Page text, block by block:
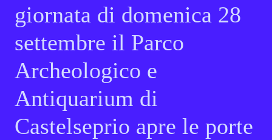
giornata di domenica 28
settembre il Parco
Archeologico e
Antiquarium di
Castelseprio apre le porte